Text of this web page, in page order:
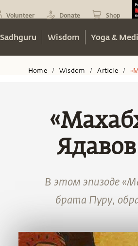
Volunteer Donate Shop
Sadhguru Wisdom Yoga &
Home / Wisdom / Article /
В этом эпизоде
брата Пуру,